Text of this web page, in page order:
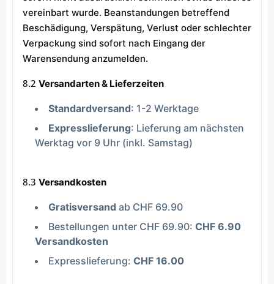
vereinbart wurde. Beanstandungen betreffend
Beschädigung, Verspätung, Verlust oder schlechter
Verpackung sind sofort nach Eingang der
Warensendung anzumelden.
8.2 Versandarten & Lieferzeiten
Standardversand: 1-2 Werktage
Expresslieferung: Lieferung am nächsten
Werktag vor 9 Uhr (inkl. Samstag)
8.3 Versandkosten
Gratisversand ab CHF 69.90
Bestellungen unter CHF 69.90: CHF 6.90
Versandkosten
Expresslieferung: CHF 16.00